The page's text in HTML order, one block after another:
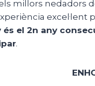
millors nedadors
és el 2n any
.